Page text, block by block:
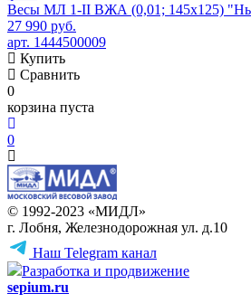
Весы МЛ 1-II ВЖА (0,01; 145х125)
27 990 руб.
арт. 1444500009
Купить
Сравнить
0
корзина пуста
0
© 1992-2023 «МИДЛ»
г. Лобня, Железнодорожная ул. д.10
Наш Telegram канал
Разработка и продвижение
sepium.ru